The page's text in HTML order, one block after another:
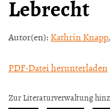
Lebrecht
Autor(en): Kathrin Knapp,
PDF-Datei herunterladen
Zur Literaturverwaltung